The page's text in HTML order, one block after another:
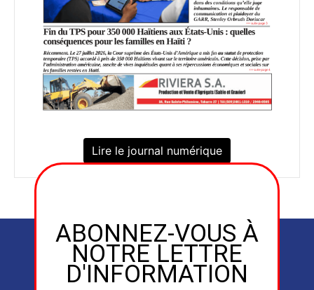
Lire le journal numérique
ABONNEZ-VOUS À
NOTRE LETTRE
D'INFORMATION